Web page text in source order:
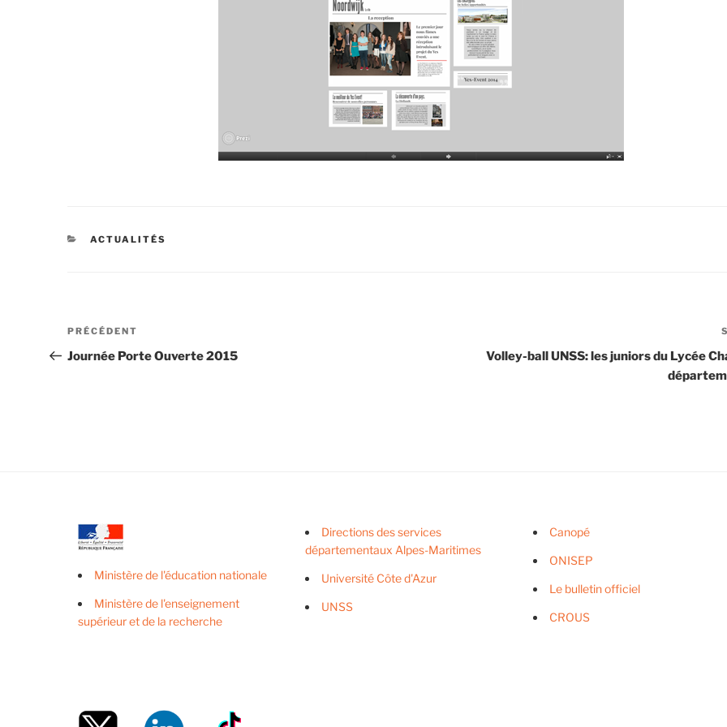
CATÉGORIES
ACTUALITÉS
Navigation
de
Article
précédent
PRÉCÉDENT
Journée Porte Ouverte 2015
Volley-ball UNSS: les juniors du Lycée
Ministère de l'éducation nationale
Ministère de l'enseignement
supérieur et de la recherche
Directions des services
départementaux Alpes-Maritimes
Université Côte d'Azur
UNSS
Canopé
ONISEP
Le bulletin officiel
CROUS